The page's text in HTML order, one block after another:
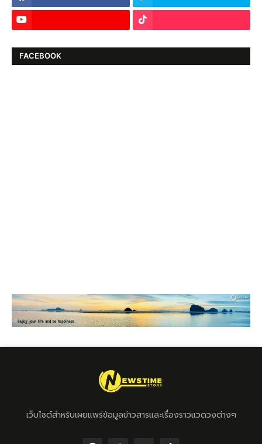
FACEBOOK
เว็บไซต์สำหรับเผยแพร่ข้อมูลข่าวสารและเรื่องราวแวดวงต่างๆ